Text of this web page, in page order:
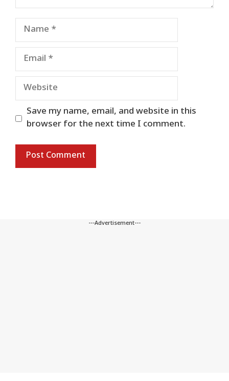
Name
Email
Website
Save my name, email, and website in this
browser for the next time I comment.
---Advertisement---